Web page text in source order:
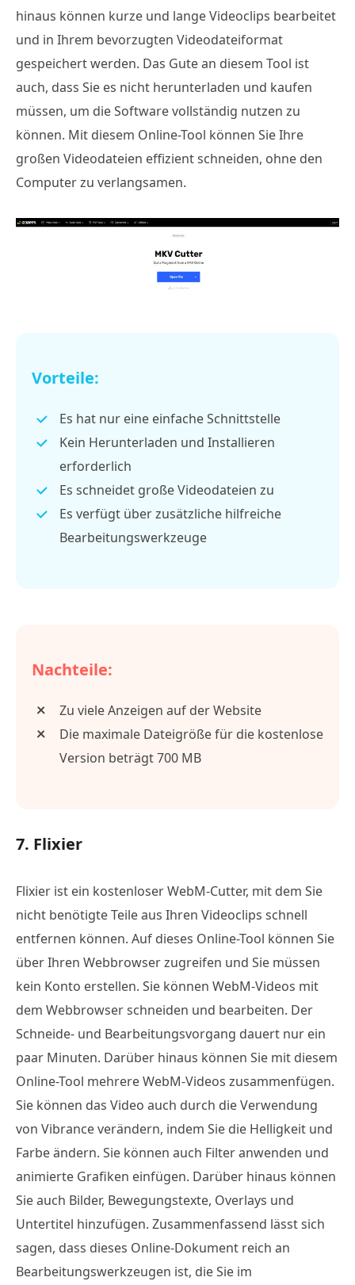
hinaus können kurze und lange Videoclips bearbeitet
und in Ihrem bevorzugten Videodateiformat
gespeichert werden. Das Gute an diesem Tool ist
auch, dass Sie es nicht herunterladen und kaufen
müssen, um die Software vollständig nutzen zu
können. Mit diesem Online-Tool können Sie Ihre
großen Videodateien effizient schneiden, ohne den
Computer zu verlangsamen.
Vorteile:
Es hat nur eine einfache Schnittstelle
Kein Herunterladen und Installieren
erforderlich
Es schneidet große Videodateien zu
Es verfügt über zusätzliche hilfreiche
Bearbeitungswerkzeuge
Nachteile:
Zu viele Anzeigen auf der Website
Die maximale Dateigröße für die kostenlose
Version beträgt 700 MB
7. Flixier
Flixier ist ein kostenloser WebM-Cutter, mit dem Sie
nicht benötigte Teile aus Ihren Videoclips schnell
entfernen können. Auf dieses Online-Tool können Sie
über Ihren Webbrowser zugreifen und Sie müssen
kein Konto erstellen. Sie können WebM-Videos mit
dem Webbrowser schneiden und bearbeiten. Der
Schneide- und Bearbeitungsvorgang dauert nur ein
paar Minuten. Darüber hinaus können Sie mit diesem
Online-Tool mehrere WebM-Videos zusammenfügen.
Sie können das Video auch durch die Verwendung
von Vibrance verändern, indem Sie die Helligkeit und
Farbe ändern. Sie können auch Filter anwenden und
animierte Grafiken einfügen. Darüber hinaus können
Sie auch Bilder, Bewegungstexte, Overlays und
Untertitel hinzufügen. Zusammenfassend lässt sich
sagen, dass dieses Online-Dokument reich an
Bearbeitungswerkzeugen ist, die Sie im